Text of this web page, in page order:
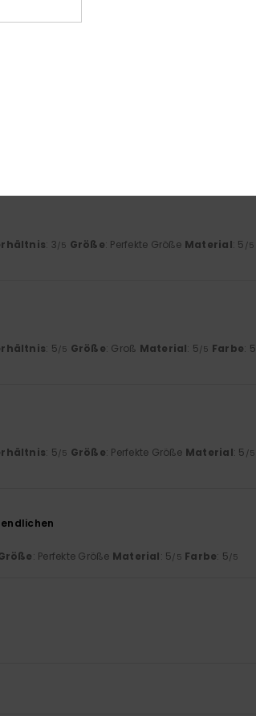
stoff
: 3/5 Größe: Perfekte Größe Material: 5 /5
: 5/5 Größe: Groß Material: 5/5 Farbe: 5
: 5/5 Größe: Perfekte Größe Material: 5 /5
: Perfekte Größe Material: 5/5 Farbe: 5/5